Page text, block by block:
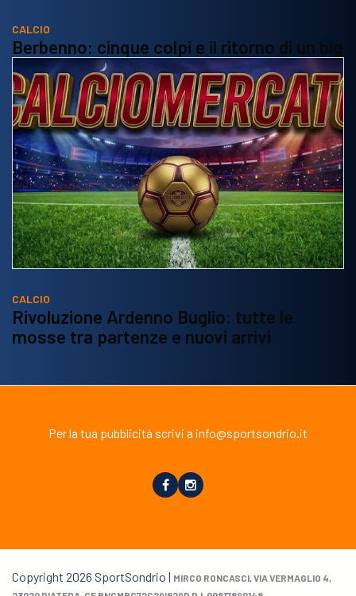
CALCIO
Berbenno: cinque colpi e il ritorno di un big
CALCIO
Rivoluzione Ardenno Buglio: tutte le
mosse tra partenze e nuovi arrivi
Per la tua pubblicità scrivi a info@sportsondrio.it
Copyright 2026 SportSondrio | MIRCO RONCASCI, VIA VERMAGLIO 4,